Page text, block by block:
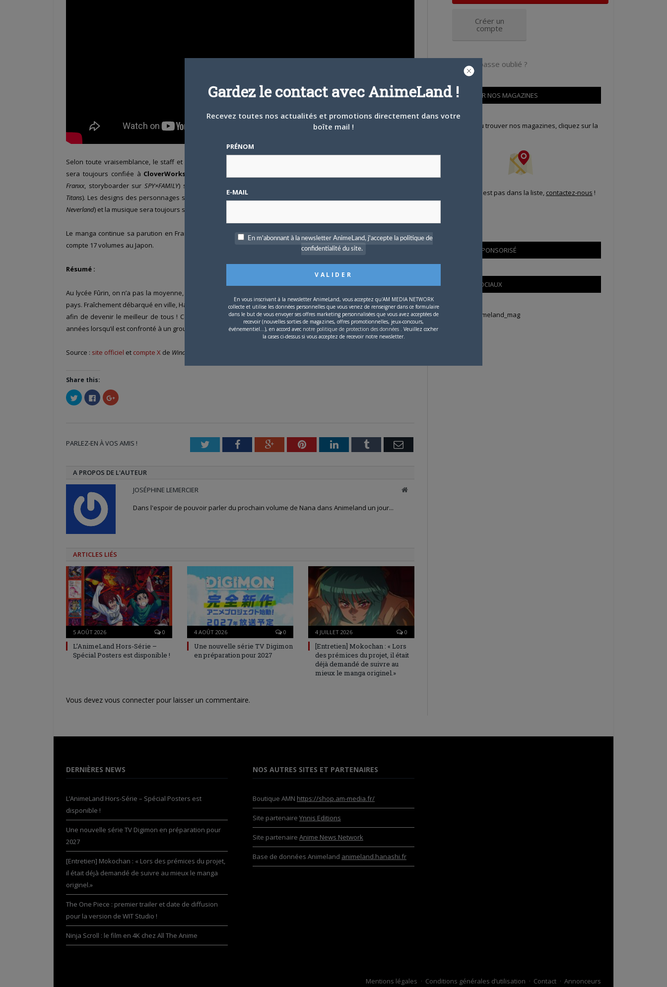
Selon toute vraisemblance, le staff et le cast resteront inchangés pour cette deuxième saison. Ainsi, l’animation
sera toujours confiée à CloverWorks
Franxx, storyboarder sur SPY×FAMILY) selon les scripts de
Titans). Les designs des personnages seront assurés parTaishi Kawakami
Neverland) et la musique sera toujours signée par
Le manga continue sa parution en France chez avec 10 volumes pour le moment. Le manga de
Satoru Nii
compte 17 volumes au Japon.
Résumé :
Au lycée Fûrin, on n’a pas la moyenne, mais on sait se battre ! Cet établissement a le pire taux de délinquance du
pays. Fraîchement débarqué en ville, Haruka Sakura arrive avec l’intention de se mesurer aux meilleurs bagarreurs
afin de devenir le meilleur de tous ! Cependant, il découvre rapidement que le lycée a changé depuis quelques
années lorsqu’il est confronté à un groupe, Wind Breaker, qui protège la ville…
Source : site officiel et compte X de Wind Breaker
Share this:
Cliquez
pour
partager
nouvelle
fenêtre)
Cliquez
pour
partager
nouvelle
fenêtre)
Cliquez
pour
nouvelle
PARLEZ-EN À VOS AMIS ! TwitterFacebookGoogle+PinterestLinkedInTumblr Email
A PROPOS DE L'AUTEUR
JOSÉPHINE LEMERCIER
Site
Dans l'espoir de pouvoir parler du prochain volume de Nana dans Animeland un jour...
ARTICLES LIÉS
5 AOÛT 2026 0
L’AnimeLand Hors-Série –
Spécial Posters est disponible !
4 AOÛT 2026 0
Une nouvelle série TV Digimon
en préparation pour 2027
4 JUILLET 2026 0
[Entretien] Mokochan : « Lors
des prémices du projet, il était
déjà demandé de suivre au
mieux le manga originel.»
Vous devez vous connecter pour laisser un commentaire.
Créer un
compte
Mot de passe oublié ?
OÙ TROUVER NOS MAGAZINES
Pour savoir où trouver nos magazines, cliquez sur la
Si votre ville n'est pas dans la liste, contactez-nous !
CONTENU SPONSORISÉ
RÉSEAUX SOCIAUX
Tweets by Animeland_mag
DERNIÈRES NEWS
L’AnimeLand Hors-Série – Spécial Posters est
disponible !
Une nouvelle série TV Digimon en préparation pour
2027
[Entretien] Mokochan : « Lors des prémices du projet,
il était déjà demandé de suivre au mieux le manga
originel.»
The One Piece : premier trailer et date de diffusion
pour la version de WIT Studio !
Ninja Scroll : le film en 4K chez All The Anime
NOS AUTRES SITES ET PARTENAIRES
Boutique AMN https://shop.am-media.fr/
Site partenaire Ynnis Editions
Site partenaire Anime News Network
Base de données Animeland animeland.hanashi.fr
Mentions légales Conditions générales d’utilisation Contact Annonceurs
Gardez le contact avec AnimeLand !
Recevez toutes nos actualités et promotions directement dans votre
boîte mail !
PRÉNOM
E-MAIL
En m'abonnant à la newsletter AnimeLand, j'accepte la politique de
confidentialité du site.
En vous inscrivant à la newsletter AnimeLand, vous acceptez qu'AM MEDIA NETWORK
collecte et utilise les données personnelles que vous venez de renseigner dans ce formulaire
dans le but de vous envoyer ses offres marketing personnalisées que vous avez acceptées de
recevoir (nouvelles sorties de magazines, offres promotionnelles, jeux-concours,
événementiel...), en accord avec notre politique de protection des données . Veuillez cocher
la cases ci-dessus si vous acceptez de recevoir notre newsletter.